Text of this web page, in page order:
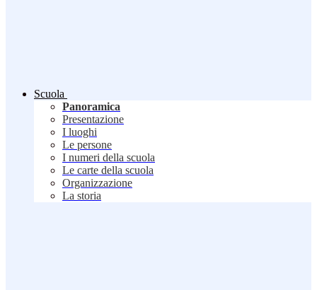
Scuola
Panoramica
Presentazione
I luoghi
Le persone
I numeri della scuola
Le carte della scuola
Organizzazione
La storia